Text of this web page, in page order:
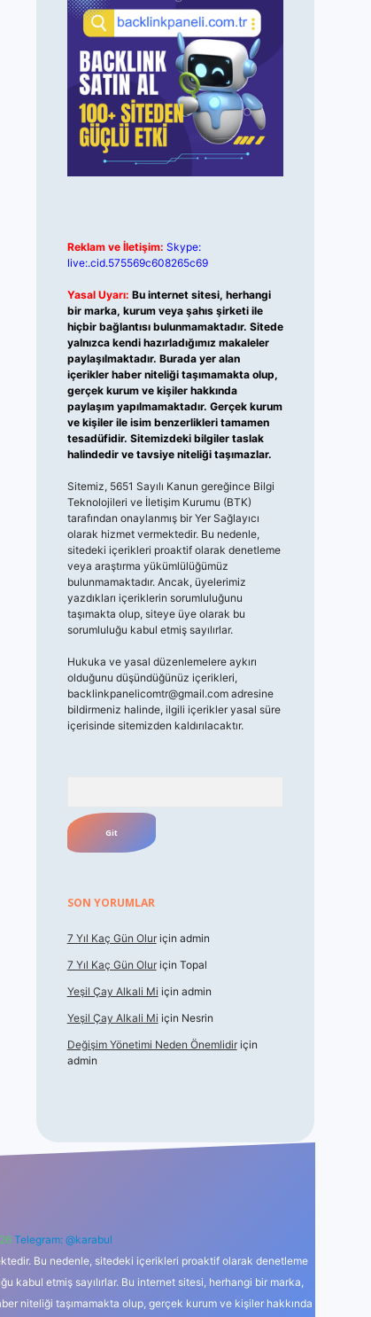
Reklam ve İletişim: Skype:
live:.cid.575569c608265c69
Yasal Uyarı: Bu internet sitesi, herhangi
bir marka, kurum veya şahıs şirketi ile
hiçbir bağlantısı bulunmamaktadır. Sitede
yalnızca kendi hazırladığımız makaleler
paylaşılmaktadır. Burada yer alan
içerikler haber niteliği taşımamakta olup,
gerçek kurum ve kişiler hakkında
paylaşım yapılmamaktadır. Gerçek kurum
ve kişiler ile isim benzerlikleri tamamen
tesadüfidir. Sitemizdeki bilgiler taslak
halindedir ve tavsiye niteliği taşımazlar.
Sitemiz, 5651 Sayılı Kanun gereğince Bilgi
Teknolojileri ve İletişim Kurumu (BTK)
tarafından onaylanmış bir Yer Sağlayıcı
olarak hizmet vermektedir. Bu nedenle,
sitedeki içerikleri proaktif olarak denetleme
veya araştırma yükümlülüğümüz
bulunmamaktadır. Ancak, üyelerimiz
yazdıkları içeriklerin sorumluluğunu
taşımakta olup, siteye üye olarak bu
sorumluluğu kabul etmiş sayılırlar.
Hukuka ve yasal düzenlemelere aykırı
olduğunu düşündüğünüz içerikleri,
backlinkpanelicomtr@gmail.comadresine
bildirmeniz halinde, ilgili içerikler yasal süre
içerisinde sitemizden kaldırılacaktır.
SON YORUMLAR
7 Yıl Kaç Gün Oluriçin admin
7 Yıl Kaç Gün Oluriçin Topal
Yeşil Çay Alkali Mi için admin
Yeşil Çay Alkali Mi için Nesrin
Değişim Yönetimi Neden Önemlidiriçin
admin
Telegram: @karabul
Bu nedenle, sitedeki içerikleri proaktif olarak denetleme
kabul etmiş sayılırlar. Bu internet sitesi, herhangi bir marka,
niteliği taşımamakta olup, gerçek kurum ve kişiler hakkında